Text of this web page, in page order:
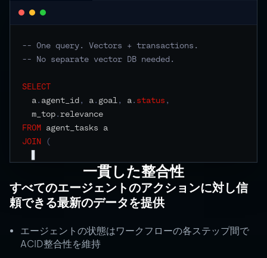
-- One query. Vectors + transactions.
-- No separate vector DB needed.
SELECT
  a
. agent_id, a . goal , a . status ,
  m_top
.
FROM
JOIN
(
一貫した整合性
すべてのエージェントのアクションに対し信
頼できる最新のデータを提供
エージェントの状態はワークフローの各ステップ間で
ACID整合性を維持